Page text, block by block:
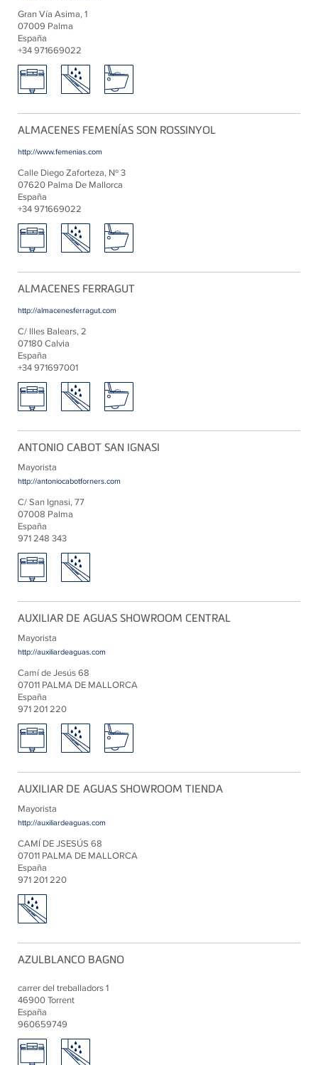
Gran Vía Asima, 1
07009 Palma
España
+34 971669022
ALMACENES FEMENÍAS SON ROSSINYOL
http://www.femenias.com
Calle Diego Zaforteza, Nº 3
07620 Palma De Mallorca
España
+34 971669022
ALMACENES FERRAGUT
http://almacenesferragut.com
C/ Illes Balears, 2
07180 Calvia
España
+34 971697001
ANTONIO CABOT SAN IGNASI
Mayorista
http://antoniocabotforners.com
C/ San Ignasi, 77
07008 Palma
España
971 248 343
AUXILIAR DE AGUAS SHOWROOM CENTRAL
Mayorista
http://auxiliardeaguas.com
Camí de Jesús 68
07011 PALMA DE MALLORCA
España
971 201 220
AUXILIAR DE AGUAS SHOWROOM TIENDA
Mayorista
http://auxiliardeaguas.com
CAMÍ DE JSESÚS 68
07011 PALMA DE MALLORCA
España
971 201 220
AZULBLANCO BAGNO
carrer del treballadors 1
46900 Torrent
España
960659749